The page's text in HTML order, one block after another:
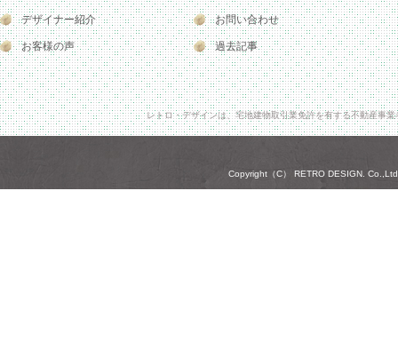
デザイナー紹介
お客様の声
お問い合わせ
過去記事
レトロ・デザインは、宅地建物取引業免許を有する不動産事
Copyright（C） RETRO DESIGN.